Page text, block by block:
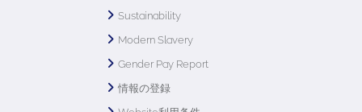
Sustainability
Modern Slavery
Gender Pay Report
情報の登録